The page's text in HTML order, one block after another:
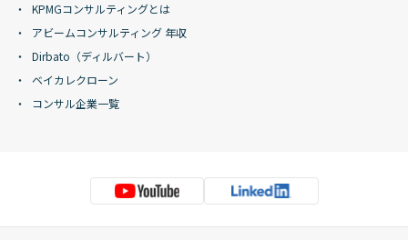
KPMGコンサルティングとは
アビームコンサルティング 年収
Dirbato（ディルバート）
ベイカレクローン
コンサル企業一覧